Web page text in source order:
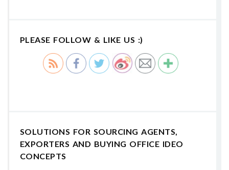
PLEASE FOLLOW & LIKE US :)
SOLUTIONS FOR SOURCING AGENTS,
EXPORTERS AND BUYING OFFICE IDEO
CONCEPTS